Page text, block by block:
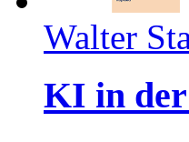
Walter
KI in